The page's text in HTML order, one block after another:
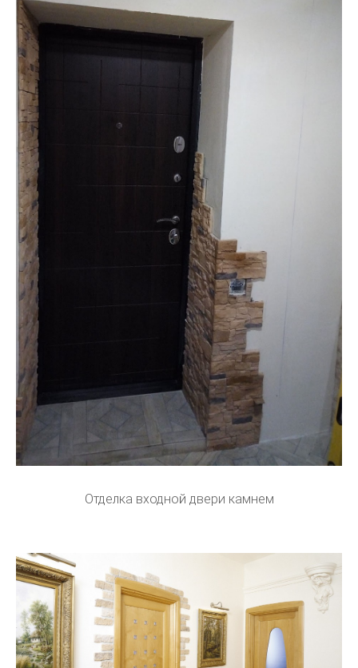
Отделка входной двери камнем